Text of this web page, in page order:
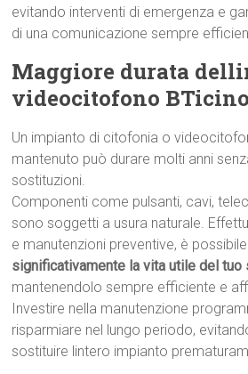
evitando interventi di emergenza e
di una comunicazione sempre
Maggiore durata
videocitofono
Un impianto di citofonia o
mantenuto può durare molti anni
sostituzioni.
Componenti come pulsanti, cavi,
sono soggetti a usura naturale.
e manutenzioni preventive, è
significativamente la vita utile del tuo
mantenendolo sempre efficiente e
Investire nella manutenzione
risparmiare nel lungo periodo,
sostituire lintero impianto